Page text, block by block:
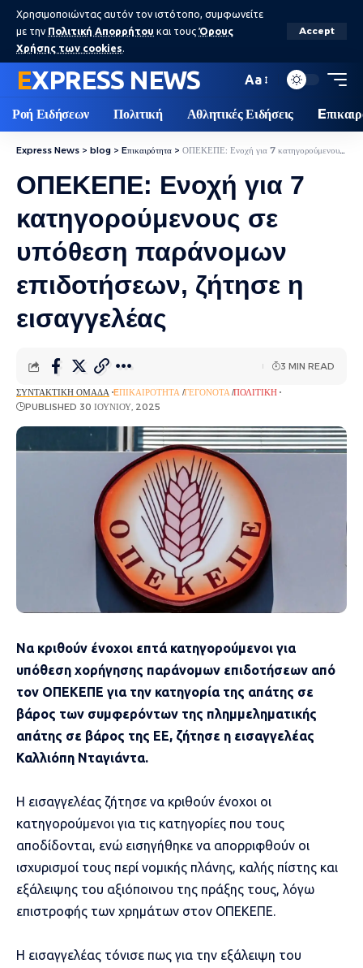
Χρησιμοποιώντας αυτόν τον ιστότοπο, συμφωνείτε
με την Πολιτική Απορρήτου και τους Όρους
Χρήσης των cookies.
Accept
EXPRESS NEWS Aa
Ροή Ειδήσεων Πολιτική Αθλητικές Ειδήσεις
Express News > blog > Eπικαιρότητα > ΟΠΕΚΕΠΕ: Ενοχή για 7 κατηγορούμενους σε υπόθεση παράνομων επιδοτήσεων, ζήτησε η εισαγγελέας
ΟΠΕΚΕΠΕ: Ενοχή για 7
κατηγορούμενους σε
υπόθεση παράνομων
επιδοτήσεων, ζήτησε η
εισαγγελέας
ΣΥΝΤΑΚΤΙΚΉ ΟΜΆΔΑ EΠΙΚΑΙΡΌΤΗΤΑ ΓΕΓΟΝΌΤΑ ΠΟΛΙΤΙΚΉ
PUBLISHED 30 ΙΟΥΝΊΟΥ, 2025
3 MIN READ
Να κριθούν ένοχοι επτά κατηγορούμενοι για
υπόθεση χορήγησης παράνομων επιδοτήσεων από
τον ΟΠΕΚΕΠΕ για την κατηγορία της απάτης σε
βάρος των συμφερόντων της πλημμεληματικής
απάτης σε βάρος της ΕΕ, ζήτησε η εισαγγελέας
Καλλιόπη Νταγιάντα.
Η εισαγγελέας ζήτησε να κριθούν ένοχοι οι
κατηγορούμενοι για τις κατηγορίες που τους
αποδίδονται, ενώ εισηγήθηκε να απορριφθούν οι
ισχυρισμοί τους περί νομικής πλάνης, καλής πίστης και
εξάλειψης του αξιόποινου της πράξης τους, λόγω
επιστροφής των χρημάτων στον ΟΠΕΚΕΠΕ.
Η εισαγγελέας τόνισε πως για την εξάλειψη του